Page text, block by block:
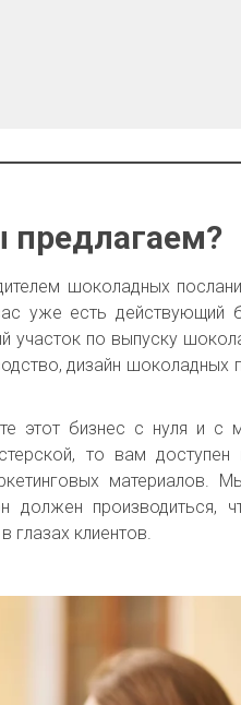
шоколадных
уже есть действующий
участок по выпуску
дизайн
этот бизнес с нуля и с
то вам
должен производиться,
глазах клиентов.